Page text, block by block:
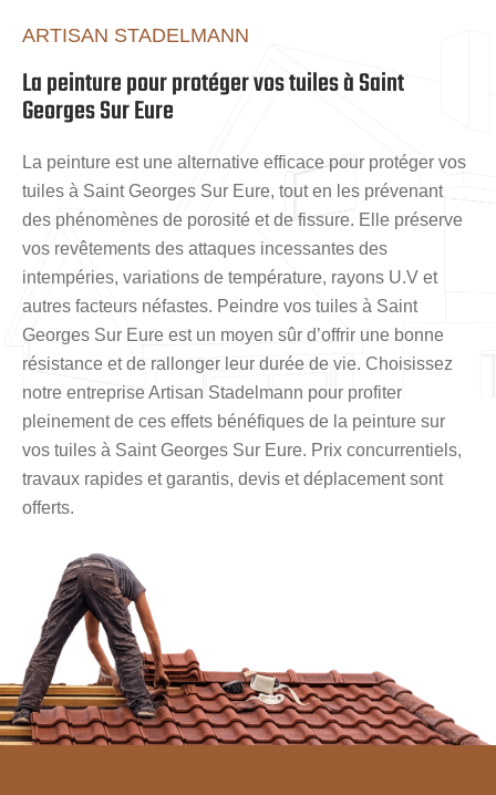
ARTISAN STADELMANN
La peinture pour protéger vos tuiles à Saint
Georges Sur Eure
La peinture est une alternative efficace pour protéger vos
tuiles à Saint Georges Sur Eure, tout en les prévenant
des phénomènes de porosité et de fissure. Elle préserve
vos revêtements des attaques incessantes des
intempéries, variations de température, rayons U.V et
autres facteurs néfastes. Peindre vos tuiles à Saint
Georges Sur Eure est un moyen sûr d’offrir une bonne
résistance et de rallonger leur durée de vie. Choisissez
notre entreprise Artisan Stadelmann pour profiter
pleinement de ces effets bénéfiques de la peinture sur
vos tuiles à Saint Georges Sur Eure. Prix concurrentiels,
travaux rapides et garantis, devis et déplacement sont
offerts.